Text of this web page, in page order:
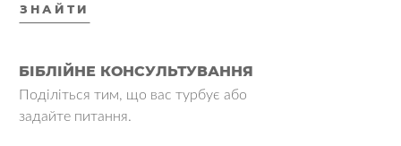
ЗНАЙТИ
БІБЛІЙНЕ КОНСУЛЬТУВАННЯ
Поділіться тим, що вас турбує або
задайте питання.